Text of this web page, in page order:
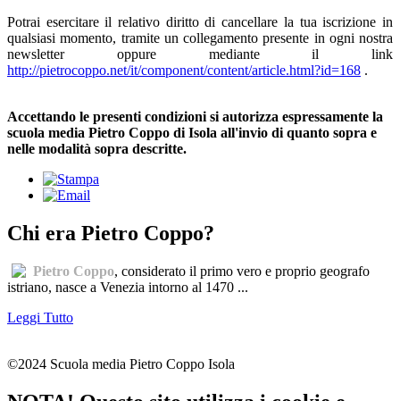
Potrai esercitare il relativo diritto di cancellare la tua iscrizione in
qualsiasi momento, tramite un collegamento presente in ogni nostra
newsletter oppure mediante il link
http://pietrocoppo.net/it/component/content/article.html?id=168 .
Accettando le presenti condizioni si autorizza espressamente la
scuola media Pietro Coppo di Isola all'invio di quanto sopra e
nelle modalità sopra descritte.
Chi era Pietro Coppo?
Pietro Coppo, considerato il primo vero e proprio geografo
istriano, nasce a Venezia intorno al 1470 ...
Leggi Tutto
©2024 Scuola media Pietro Coppo Isola